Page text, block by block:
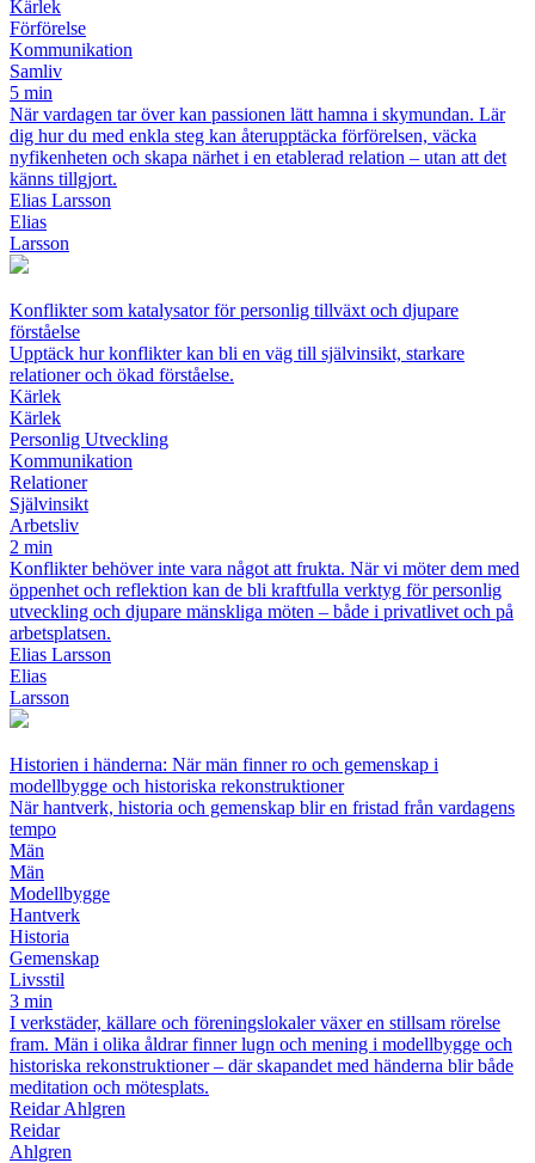
Kärlek
Förförelse
Kommunikation
Samliv
5 min
När vardagen tar över kan passionen lätt hamna i skymundan. Lär
dig hur du med enkla steg kan återupptäcka förförelsen, väcka
nyfikenheten och skapa närhet i en etablerad relation – utan att det
känns tillgjort.
Elias Larsson
Elias
Larsson
Konflikter som katalysator för personlig tillväxt och djupare
förståelse
Upptäck hur konflikter kan bli en väg till självinsikt, starkare
relationer och ökad förståelse.
Kärlek
Kärlek
Personlig Utveckling
Kommunikation
Relationer
Självinsikt
Arbetsliv
2 min
Konflikter behöver inte vara något att frukta. När vi möter dem med
öppenhet och reflektion kan de bli kraftfulla verktyg för personlig
utveckling och djupare mänskliga möten – både i privatlivet och på
arbetsplatsen.
Elias Larsson
Elias
Larsson
Historien i händerna: När män finner ro och gemenskap i
modellbygge och historiska rekonstruktioner
När hantverk, historia och gemenskap blir en fristad från vardagens
tempo
Män
Män
Modellbygge
Hantverk
Historia
Gemenskap
Livsstil
3 min
I verkstäder, källare och föreningslokaler växer en stillsam rörelse
fram. Män i olika åldrar finner lugn och mening i modellbygge och
historiska rekonstruktioner – där skapandet med händerna blir både
meditation och mötesplats.
Reidar Ahlgren
Reidar
Ahlgren